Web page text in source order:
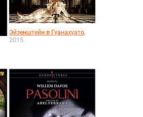
Эйзенштейн в Гуанахуато,
2015